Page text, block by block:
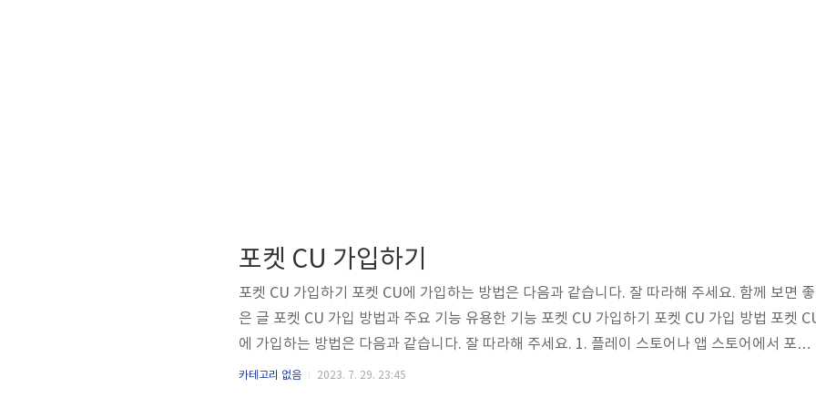
포켓 CU 가입하기
포켓 CU 가입하기 포켓 CU에 가입하는 방법은 다음과 같습니다. 잘 따라해 주세요. 함께 보면 좋
은 글 포켓 CU 가입 방법과 주요 기능 유용한 기능 포켓 CU 가입하기 포켓 CU 가입 방법 포켓
에 가입하는 방법은 다음과 같습니다. 잘 따라해 주세요. 1. 플레이 스토어나 앱 스토어에서 포켓
u 앱을 다운받는다. 2. 어플을 실행한 후에 앱 접근 권 4.starryssuny.com 2023 CU 쓔퍼세일 8
카테고리 없음 2023. 7. 29. 23:45